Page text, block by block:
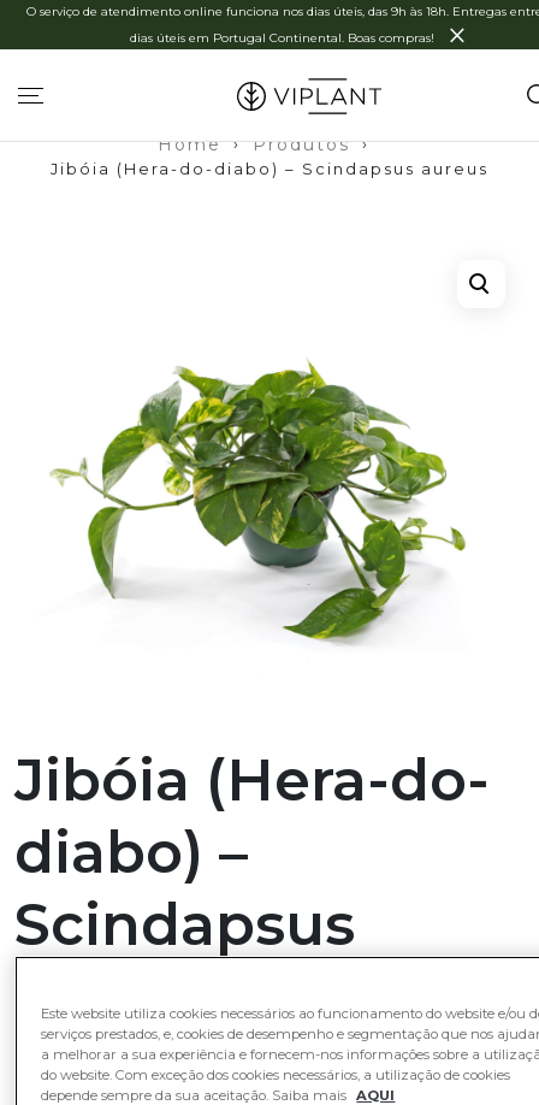
O serviço de atendimento online funciona nos dias úteis, das 9h às 18h. Entregas
dias úteis em Portugal Continental. Boas compras!
×
Home › Produtos
›
Jibóia (Hera-do-diabo) – Scindapsus aureus
Jibóia (Hera-do-
diabo) –
Scindapsus
aureus
6,30€
Este website utiliza cookies necessários ao funcionamento do website e/ou
serviços prestados, e, cookies de desempenho e segmentação que nos
a melhorar a sua experiência e fornecem-nos informações sobre a
do website. Com exceção dos cookies necessários, a utilização de cookies
depende sempre da sua aceitação. Saiba mais
AQUI